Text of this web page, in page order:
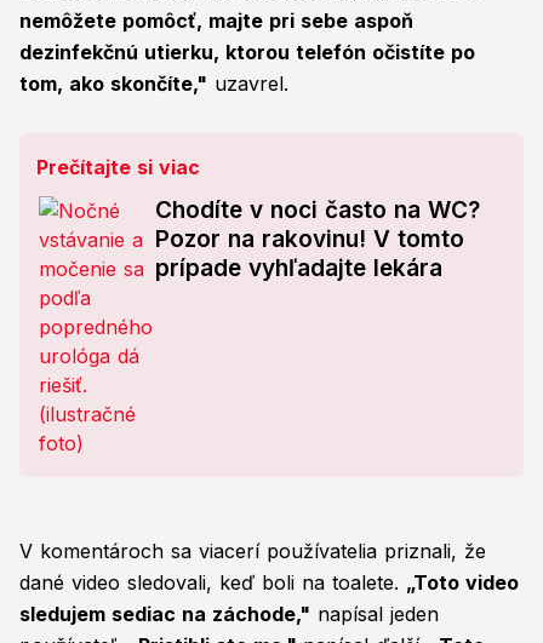
nemôžete pomôcť, majte pri sebe aspoň
dezinfekčnú utierku, ktorou telefón očistíte po
tom, ako skončíte," uzavrel.
Prečítajte si viac
Chodíte v noci často na WC?
Pozor na rakovinu! V tomto
prípade vyhľadajte lekára
V komentároch sa viacerí používatelia priznali, že
dané video sledovali, keď boli na toalete. „Toto video
sledujem sediac na záchode," napísal jeden